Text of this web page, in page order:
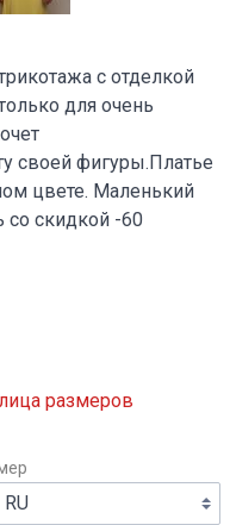
с отделкой
для очень
своей фигуры.Платье
цвете. Маленький
со скидкой -60
размеров